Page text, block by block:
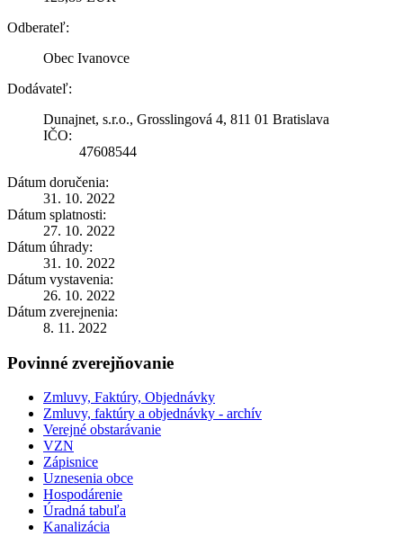
Odberateľ:
Obec Ivanovce
Dodávateľ:
Dunajnet, s.r.o., Grosslingová 4, 811 01 Bratislava
IČO:
47608544
Dátum doručenia:
31. 10. 2022
Dátum splatnosti:
27. 10. 2022
Dátum úhrady:
31. 10. 2022
Dátum vystavenia:
26. 10. 2022
Dátum zverejnenia:
8. 11. 2022
Povinné zverejňovanie
Zmluvy, Faktúry, Objednávky
Zmluvy, faktúry a objednávky - archív
Verejné obstarávanie
VZN
Zápisnice
Uznesenia obce
Hospodárenie
Úradná tabuľa
Kanalizácia